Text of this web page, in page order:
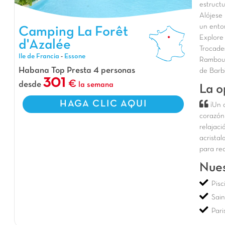
Camping La Forêt d'Azalée, Camping Ile de Francia
Camping La Forêt
d'Azalée
Ile de Francia - Essone
Habana Top Presta 4 personas
desde 301 la semana
HAGA CLIC AQUI
un
de
La
¡Un
para